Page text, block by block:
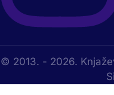
© 2013. - 2026.